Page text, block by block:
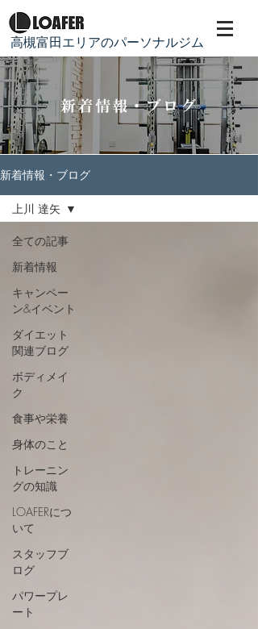
​高槻富田エリアのパーソナルジム
新着情報・ブログ
新着情報・ブログ
全ての記事
新着情報
キャンペー
ン&イベント
ダイエット
関連ブログ
ボディメイ
ク
食事や栄養
身体のこと
トレーニン
グの知識
LOAFERにつ
いて
スタッフブ
ログ
パワープレ
ート
上川 達矢